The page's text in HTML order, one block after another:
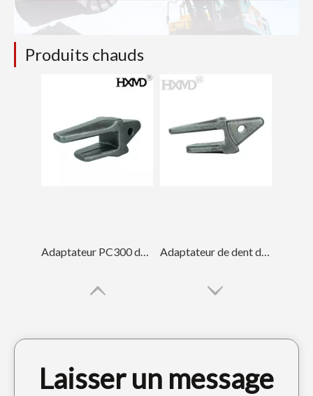
Produits chauds
Laisser un message